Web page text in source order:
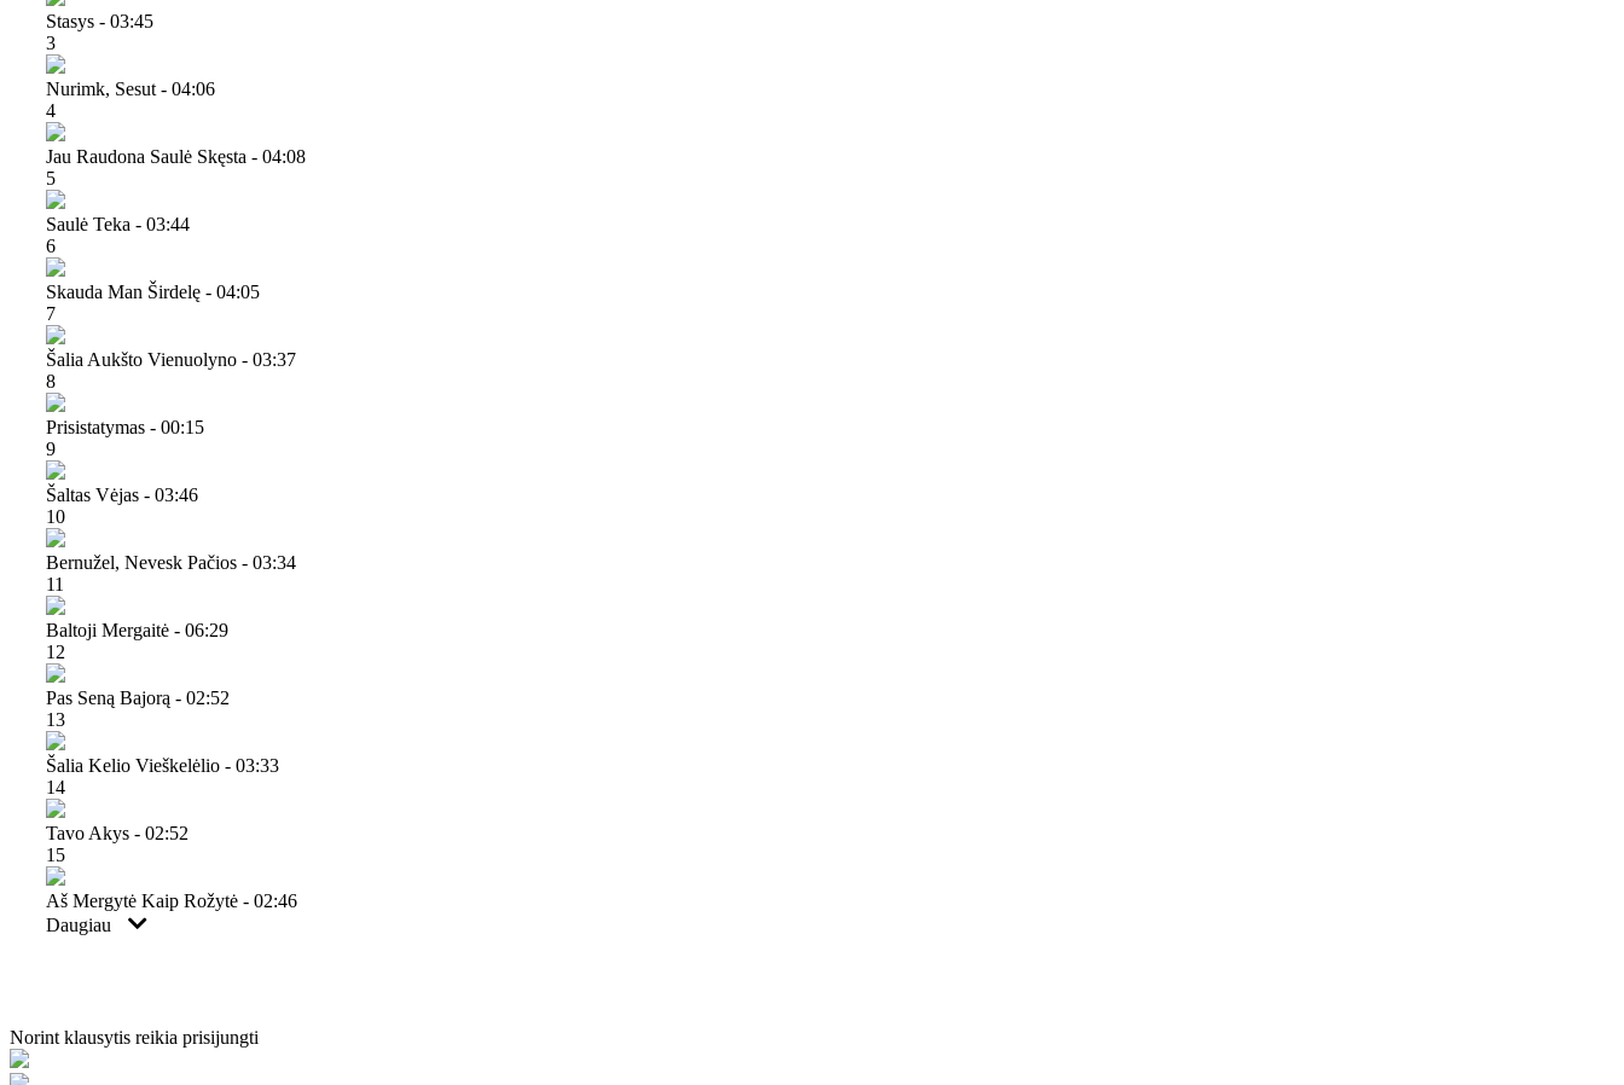
Stasys - 03:45
3
Nurimk, Sesut - 04:06
4
Jau Raudona Saulė Skęsta - 04:08
5
Saulė Teka - 03:44
6
Skauda Man Širdelę - 04:05
7
Šalia Aukšto Vienuolyno - 03:37
8
Prisistatymas - 00:15
9
Šaltas Vėjas - 03:46
10
Bernužel, Nevesk Pačios - 03:34
11
Baltoji Mergaitė - 06:29
12
Pas Seną Bajorą - 02:52
13
Šalia Kelio Vieškelėlio - 03:33
14
Tavo Akys - 02:52
15
Aš Mergytė Kaip Rožytė - 02:46
Daugiau
Norint klausytis reikia prisijungti